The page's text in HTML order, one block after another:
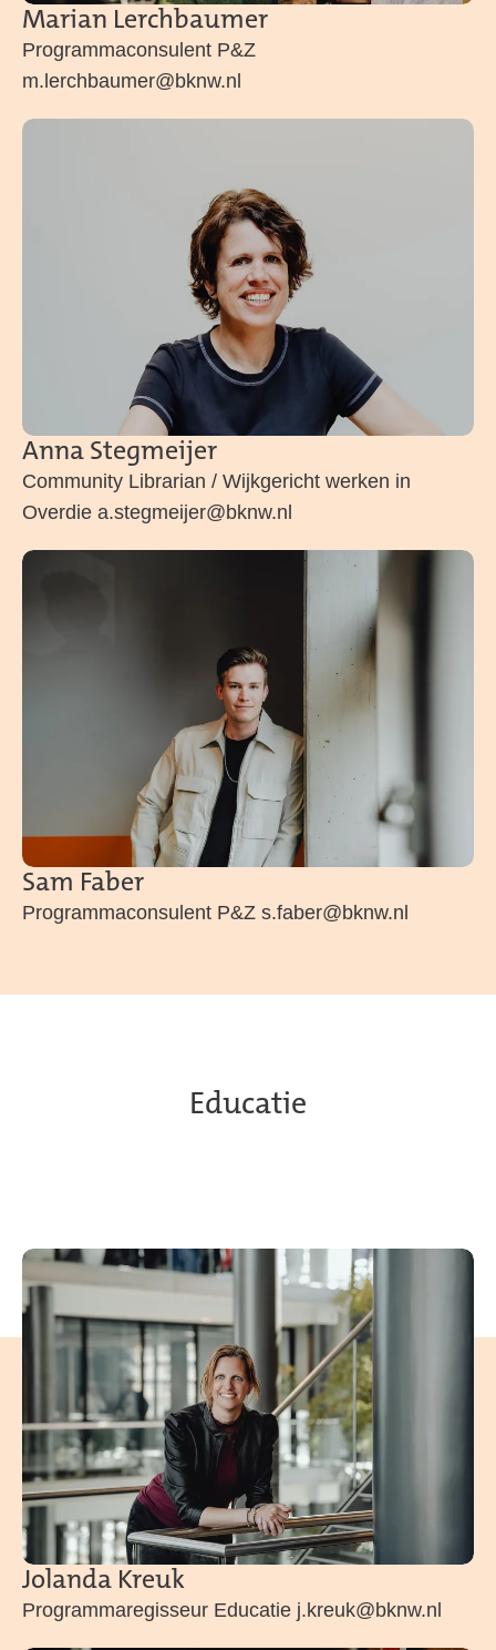
Marian Lerchbaumer
Programmaconsulent P&Z
m.lerchbaumer@bknw.nl
Anna Stegmeijer
Community Librarian / Wijkgericht werken in
Overdie a.stegmeijer@bknw.nl
Sam Faber
Programmaconsulent P&Z s.faber@bknw.nl
Educatie
Jolanda Kreuk
Programmaregisseur Educatie j.kreuk@bknw.nl